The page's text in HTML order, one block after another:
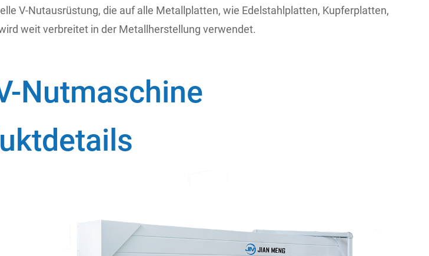
V-Nutausrüstung, die auf alle Metallplatten, wie Edelstahlplatten, Kupferplatten,
weit verbreitet in der Metallherstellung verwendet.
Nutmaschine